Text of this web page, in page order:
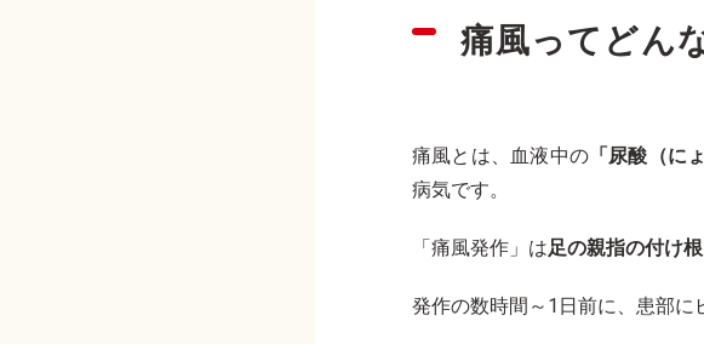
痛風ってどん
痛風とは、血液中の「尿酸（に
病気です。
「痛風発作」は足の親指の付け根
発作の数時間～1日前に、患部に